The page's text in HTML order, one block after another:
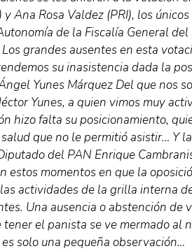
Ana Rosa Valdez (PRI), los
de la Fiscalía General
grandes ausentes en esta
su inasistencia dada la
Yunes Márquez Del que nos
Yunes, a quien vimos muy
hizo falta su posicionamiento,
que no le permitió asistir… Y
del PAN Enrique
estos momentos en que la
actividades de la grilla interna
Una ausencia o abstención de
el panista se ve mermado al
solo una pequeña observación…